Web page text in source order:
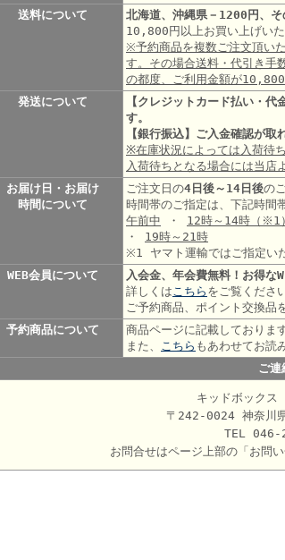
送料について
北海道、沖縄県－1200円、
10,800円以上お買い上げいた
※予約商品を複数ご注文頂い
す。その場合送料・代引き手
の都度、ご利用金額が10,800
発送について
【クレジットカード払い・
す。
【銀行振込】ご入金確認が取
※在庫状況によっては入荷待
入荷待ちとなる場合には当店
お届け日・お届け
時間について
ご注文日の4日後～14日後の
時間帯のご指定は、下記時間
午前中 ・ 12時～14時 （※1）
・ 19時～21時
※1 ヤマト運輸ではご指定い
WEB会員について
入会金、年会費無料！お得な
詳しくはこちら をご覧ください
ご予約商品、ポイント交換品
予約商品について
商品ページに記載しておりま
また、 こちら もあわせてお読
ご連
キッドボックス
〒242-0024 神奈川
TEL 046-
お問合せはページ上部の「お問